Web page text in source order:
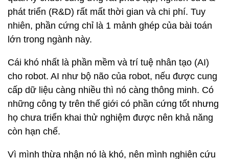
phát triển (R&D) rất mất thời gian và chi phí. Tuy
nhiên, phần cứng chỉ là 1 mảnh ghép của bài toán
lớn trong ngành này.
Cái khó nhất là phần mềm và trí tuệ nhân tạo (AI)
cho robot. AI như bộ não của robot, nếu được cung
cấp dữ liệu càng nhiều thì nó càng thông minh. Có
những công ty trên thế giới có phần cứng tốt nhưng
họ chưa triển khai thử nghiệm được nên khả năng
còn hạn chế.
Vì mình thừa nhận nó là khó, nên mình nghiên cứu